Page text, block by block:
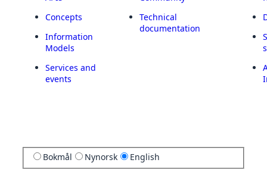
Concepts
Information
Models
Services and
events
Technical
documentation
Bokmål Nynorsk English